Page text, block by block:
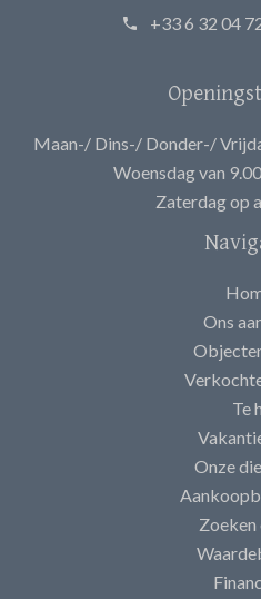
+33 6 32 04
Maan-/ Dins-/ Donder-/
Woensdag van
Zaterdag op
Ons
Te
Onze
Zoeken